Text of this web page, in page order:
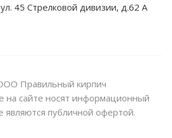
45 Стрелковой дивизии, д.62 А
Правильный кирпич
на сайте носят информационный
являются публичной офертой.